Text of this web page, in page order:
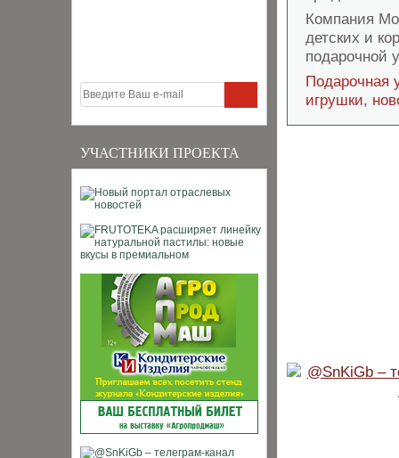
УЧАСТНИКИ ПРОЕКТА
Компания
детских и
подарочной
Подарочная
игрушки,